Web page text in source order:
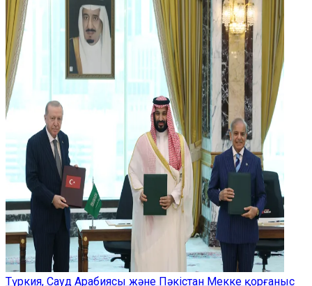
Түркия, Сауд Арабиясы және Пәкістан Мекке қорғаныс